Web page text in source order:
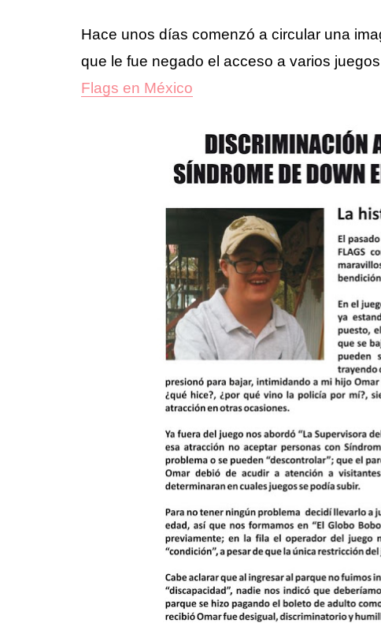
Hace unos días comenzó a circular una
que le fue negado el acceso a varios
Flags en México